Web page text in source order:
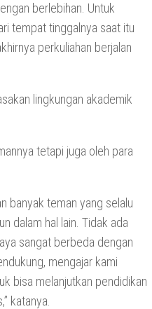
berlebihan. Untuk
tempat tinggalnya saat itu
perkuliahan berjalan
lingkungan akademik
tetapi juga oleh para
banyak teman yang selalu
dalam hal lain. Tidak ada
sangat berbeda dengan
mengajar kami
bisa melanjutkan pendidikan
katanya.